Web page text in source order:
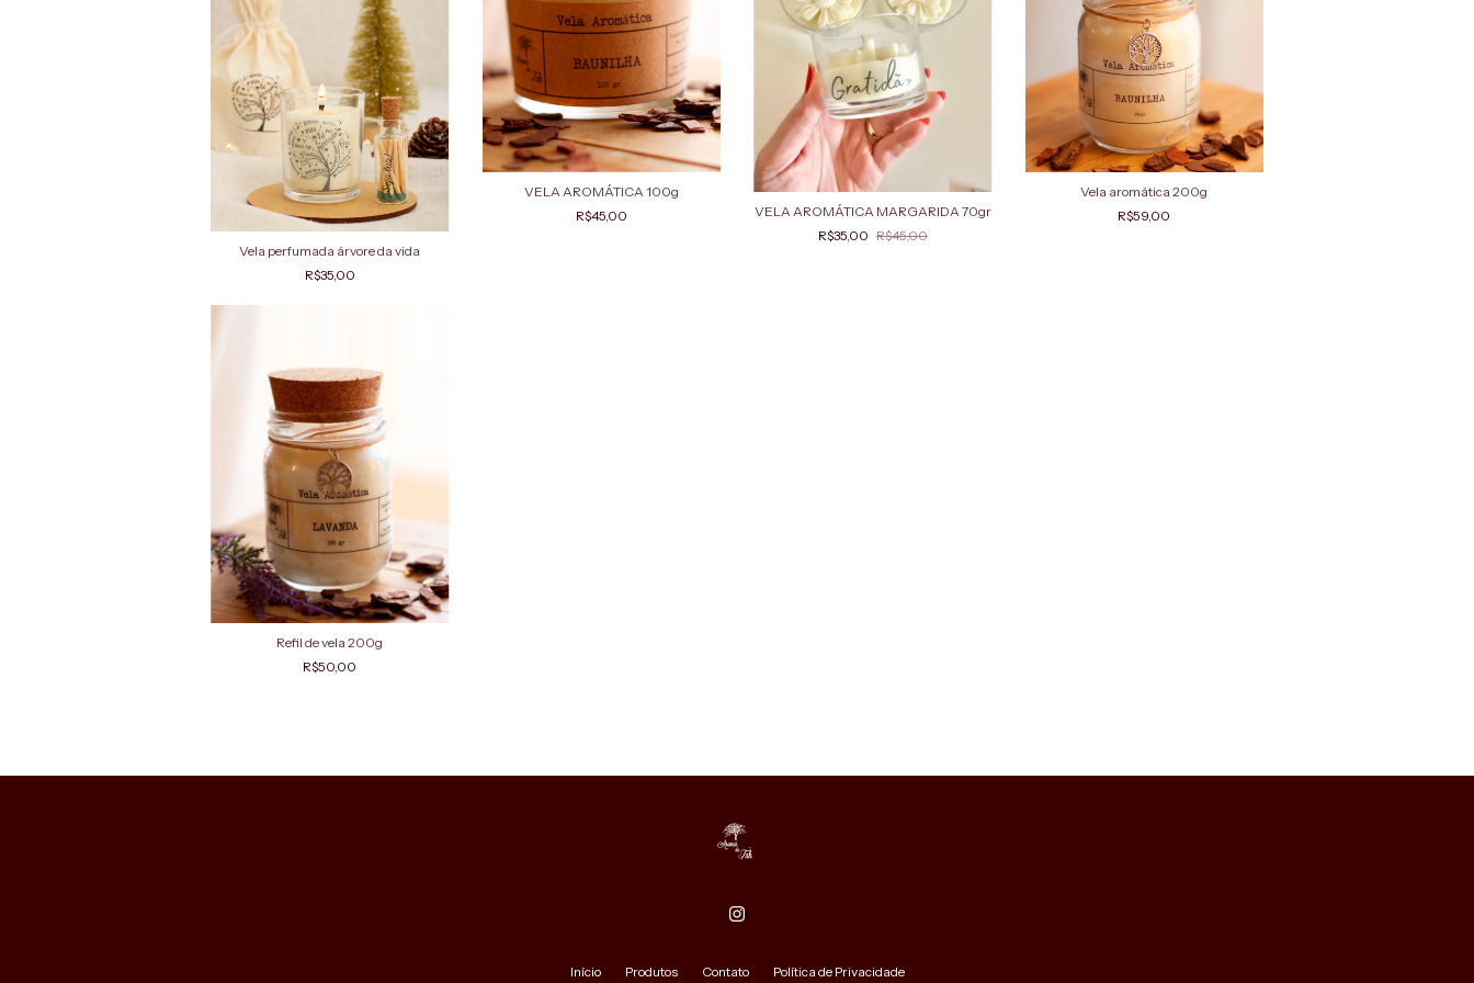
Vela perfumada árvore da vida
R$35,00
VELA AROMÁTICA 100g
R$45,00
VELA AROMÁTICA MARGARIDA 70gr
R$35,00 R$45,00
Vela aromática 200g
R$59,00
Refil de vela 200g
R$50,00
Início Produtos Contato Política de Privacidade